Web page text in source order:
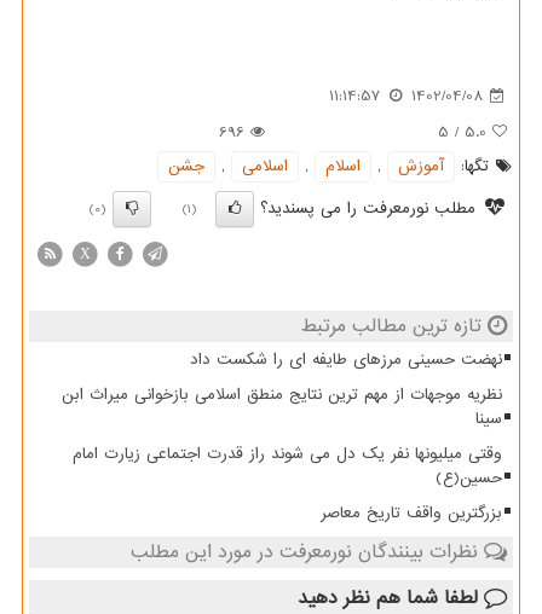
1402/04/08
11:14:57
5.0
/
5
696
تگها:
آموزش , اسلام , اسلامی ,
جشن
مطلب نورمعرفت را می پسندید؟
(1)
(0)
X
تازه ترین مطالب مرتبط
نهضت حسینی مرزهای طایفه ای را شکست داد
نظریه موجهات از مهم ترین نتایج منطق اسلامی بازخوانی میراث ابن
سینا
وقتی میلیونها نفر یک دل می شوند راز قدرت اجتماعی زیارت امام
حسین(ع)
بزرگترین واقف تاریخ معاصر
نظرات بینندگان نورمعرفت در مورد این مطلب
لطفا شما هم نظر دهید